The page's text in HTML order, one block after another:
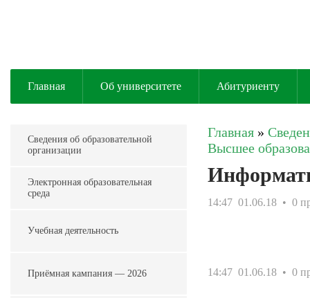
Главная Об университете Абитуриенту
Сведения об образовательной
организации
Электронная образовательная
среда
Учебная деятельность
Приёмная кампания — 2026
Главная »
Высшее
14:47 01.06.18 • 0
14:47 01.06.18 • 0